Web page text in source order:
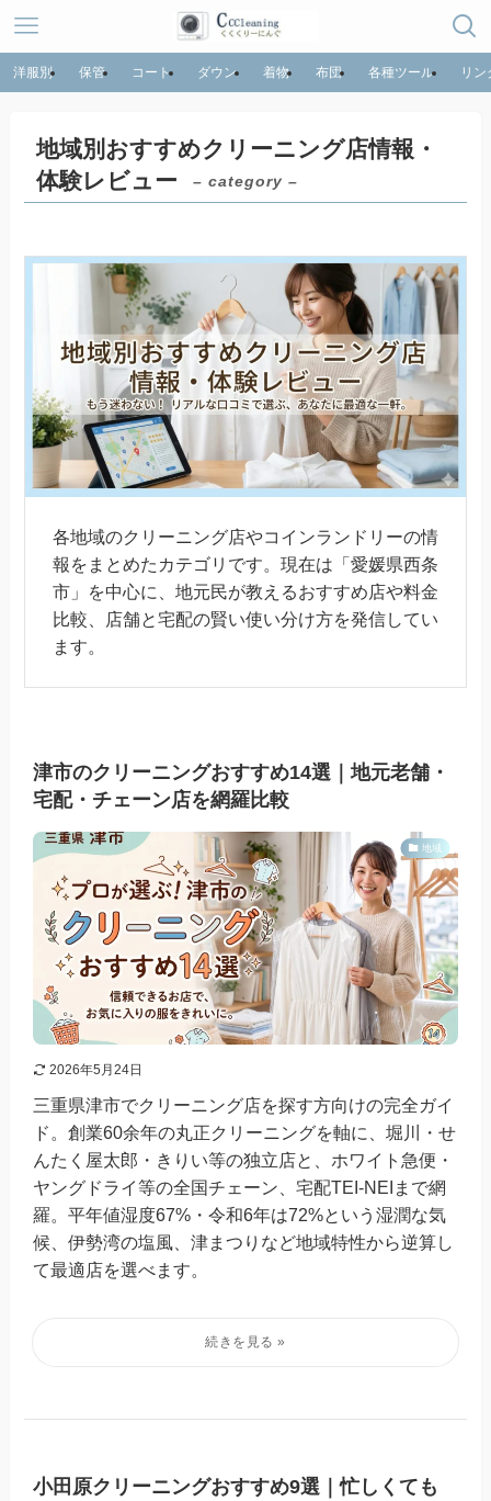
洋服別 保管 コート ダウン 着物 布団 各種ツール リン
地域別おすすめクリーニング店情報・
体験レビュー
– category –
各地域のクリーニング店やコインランドリーの情
報をまとめたカテゴリです。現在は「愛媛県西条
市」を中心に、地元民が教えるおすすめ店や料金
比較、店舗と宅配の賢い使い分け方を発信してい
ます。
津市のクリーニングおすすめ14選｜地元老舗・
宅配・チェーン店を網羅比較
地域
2026年5月24日
三重県津市でクリーニング店を探す方向けの完全ガイ
ド。創業60余年の丸正クリーニングを軸に、堀川・せ
んたく屋太郎・きりい等の独立店と、ホワイト急便・
ヤングドライ等の全国チェーン、宅配TEI-NEIまで網
羅。平年値湿度67%・令和6年は72%という湿潤な気
候、伊勢湾の塩風、津まつりなど地域特性から逆算し
て最適店を選べます。
小田原クリーニングおすすめ9選｜忙しくても